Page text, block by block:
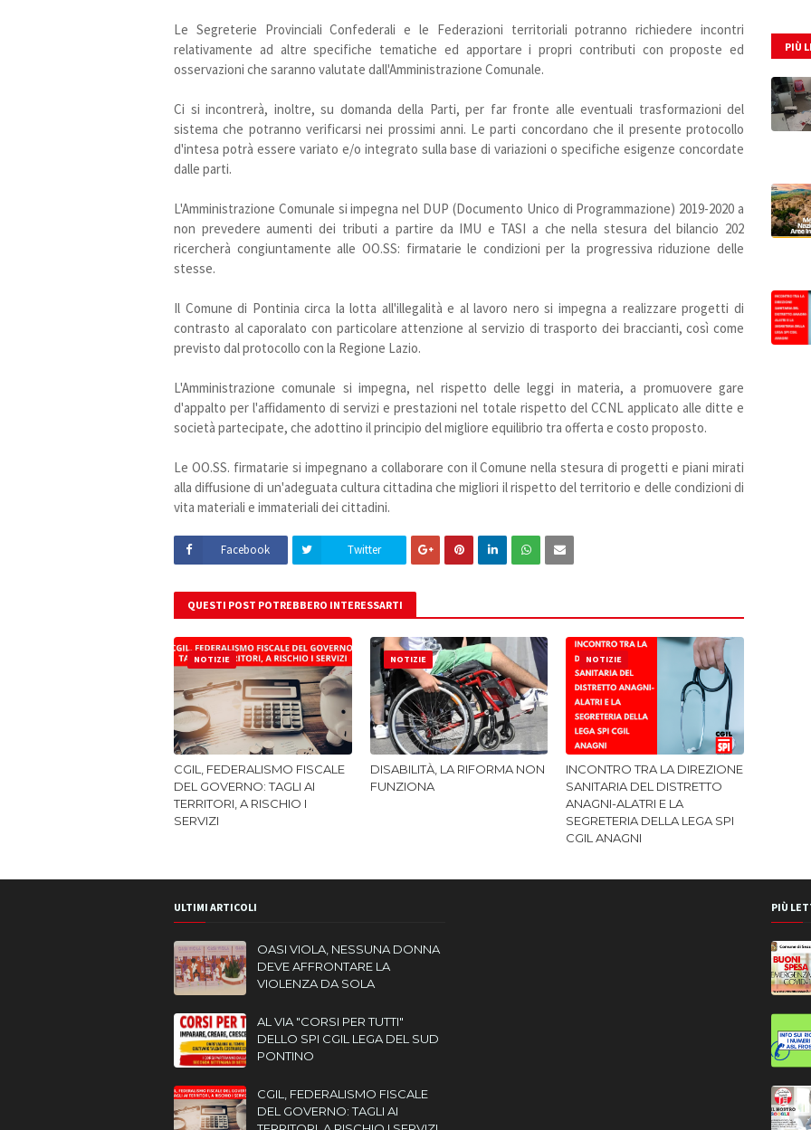
Le Segreterie Provinciali Confederali e le Federazioni territoriali potranno richiedere incontri
relativamente ad altre specifiche tematiche ed apportare i propri contributi con proposte ed
osservazioni che saranno valutate dall'Amministrazione Comunale.
Ci si incontrerà, inoltre, su domanda della Parti, per far fronte alle eventuali trasformazioni del
sistema che potranno verificarsi nei prossimi anni. Le parti concordano che il presente protocollo
d'intesa potrà essere variato e/o integrato sulla base di variazioni o specifiche esigenze concordate
dalle parti.
L'Amministrazione Comunale si impegna nel DUP (Documento Unico di Programmazione) 2019-2020 a
non prevedere aumenti dei tributi a partire da IMU e TASI a che nella stesura del bilancio 202
ricercherà congiuntamente alle OO.SS: firmatarie le condizioni per la progressiva riduzione delle
stesse.
Il Comune di Pontinia circa la lotta all'illegalità e al lavoro nero si impegna a realizzare progetti di
contrasto al caporalato con particolare attenzione al servizio di trasporto dei braccianti, così come
previsto dal protocollo con la Regione Lazio.
L'Amministrazione comunale si impegna, nel rispetto delle leggi in materia, a promuovere gare
d'appalto per l'affidamento di servizi e prestazioni nel totale rispetto del CCNL applicato alle ditte e
società partecipate, che adottino il principio del migliore equilibrio tra offerta e costo proposto.
Le OO.SS. firmatarie si impegnano a collaborare con il Comune nella stesura di progetti e piani mirati
alla diffusione di un'adeguata cultura cittadina che migliori il rispetto del territorio e delle condizioni di
vita materiali e immateriali dei cittadini.
Facebook Twitter
QUESTI POST POTREBBERO INTERESSARTI
NOTIZIE
CGIL, FEDERALISMO FISCALE
DEL GOVERNO: TAGLI AI
TERRITORI, A RISCHIO I
SERVIZI
NOTIZIE
DISABILITÀ, LA RIFORMA NON
FUNZIONA
NOTIZIE
INCONTRO TRA LA DIREZIONE
SANITARIA DEL DISTRETTO
ANAGNI-ALATRI E LA
SEGRETERIA DELLA LEGA SPI
CGIL ANAGNI
PIÙ
ULTIMI ARTICOLI
OASI VIOLA, NESSUNA DONNA
DEVE AFFRONTARE LA
VIOLENZA DA SOLA
AL VIA "CORSI PER TUTTI"
DELLO SPI CGIL LEGA DEL SUD
PONTINO
CGIL, FEDERALISMO FISCALE
DEL GOVERNO: TAGLI AI
PIÙ